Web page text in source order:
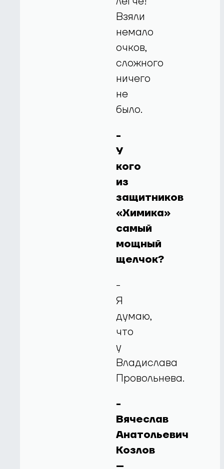
Взяли
немало
очков,
сложного
ничего
не
было.
-
У
кого
из
защитников
«Химика»
самый
мощный
щелчок?
-
Я
думаю,
что
у
Владислава
Провольнева.
-
Вячеслав
Анатольевич
Козлов
–